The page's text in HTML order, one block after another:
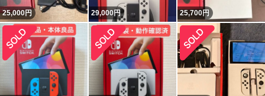
25,000円 29,000円 25,700円